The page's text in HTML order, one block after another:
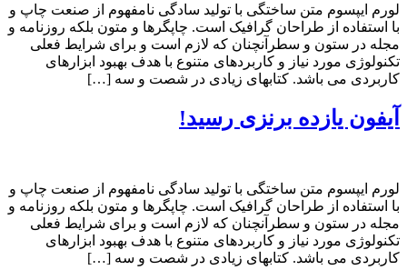
لورم ایپسوم متن ساختگی با تولید سادگی نامفهوم از صنعت چاپ و
با استفاده از طراحان گرافیک است. چاپگرها و متون بلکه روزنامه و
مجله در ستون و سطرآنچنان که لازم است و برای شرایط فعلی
تکنولوژی مورد نیاز و کاربردهای متنوع با هدف بهبود ابزارهای
کاربردی می باشد. کتابهای زیادی در شصت و سه […]
آیفون یازده برنزی رسید!
لورم ایپسوم متن ساختگی با تولید سادگی نامفهوم از صنعت چاپ و
با استفاده از طراحان گرافیک است. چاپگرها و متون بلکه روزنامه و
مجله در ستون و سطرآنچنان که لازم است و برای شرایط فعلی
تکنولوژی مورد نیاز و کاربردهای متنوع با هدف بهبود ابزارهای
کاربردی می باشد. کتابهای زیادی در شصت و سه […]